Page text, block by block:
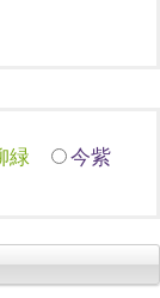
緑 今紫